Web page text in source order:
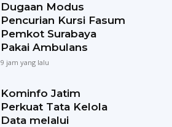
Dugaan Modus
Pencurian Kursi Fasum
Pemkot Surabaya
Pakai Ambulans
9 jam yang lalu
Kominfo Jatim
Perkuat Tata Kelola
Data melalui